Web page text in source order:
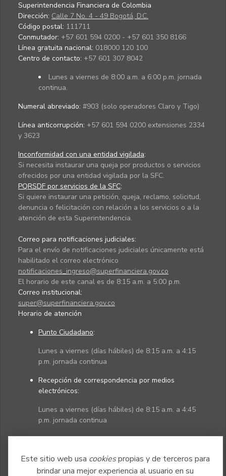
Este sitio web usa cookiespropias y de terceros para
brindar una mejor experiencia al usuario en su
Superintendencia Financiera de Colombia
Dirección: Calle 7 No. 4 - 49 Bogotá, D.C.
Código postal: 111711
Conmutador: +57 601 594 0200 - +57 601 350 8166
Línea gratuita nacional: 018000 120 100
Centro de contacto: +57 601 307 8042
Lunes a viernes de 8:00 a.m. a 6:00 p.m. jornada
continua.
Numeral abreviado: #903 (solo operadores Claro y Tigo)
Línea anticorrupción: +57 601 594 0200 extensiones 2334
y 3623
Inconformidad con una entidad vigilada:
Si necesita instaurar una queja por productos o servicios
ofrecidos por una entidad vigilada por la SFC.
PQRSDF por servicios de la SFC:
Si quiere instaurar una petición, queja, reclamo, solicitud,
denuncia o felicitación con relación a los servicios o a la
atención de esta Superintendencia.
Correo para notificaciones judiciales:
Para el envío de notificaciones judiciales únicamente está
habilitado el correo electrónico
notificaciones_ingreso@superfinanciera.gov.co
El horario de este canal es de 8:15 a.m. a 5:00 p.m.
Correo institucional:
super@superfinanciera.gov.co
Horario de atención
Punto Ciudadano:
Lunes a viernes (días hábiles) de 8:15 a.m. a 4:15
p.m. jornada continua
Recepción de correspondencia por medios
electrónicos:
Lunes a viernes (días hábiles) de 8:15 a.m. a 4:45
p.m. jornada continua